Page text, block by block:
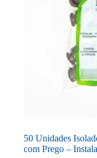
50 Unidades
com Prego –